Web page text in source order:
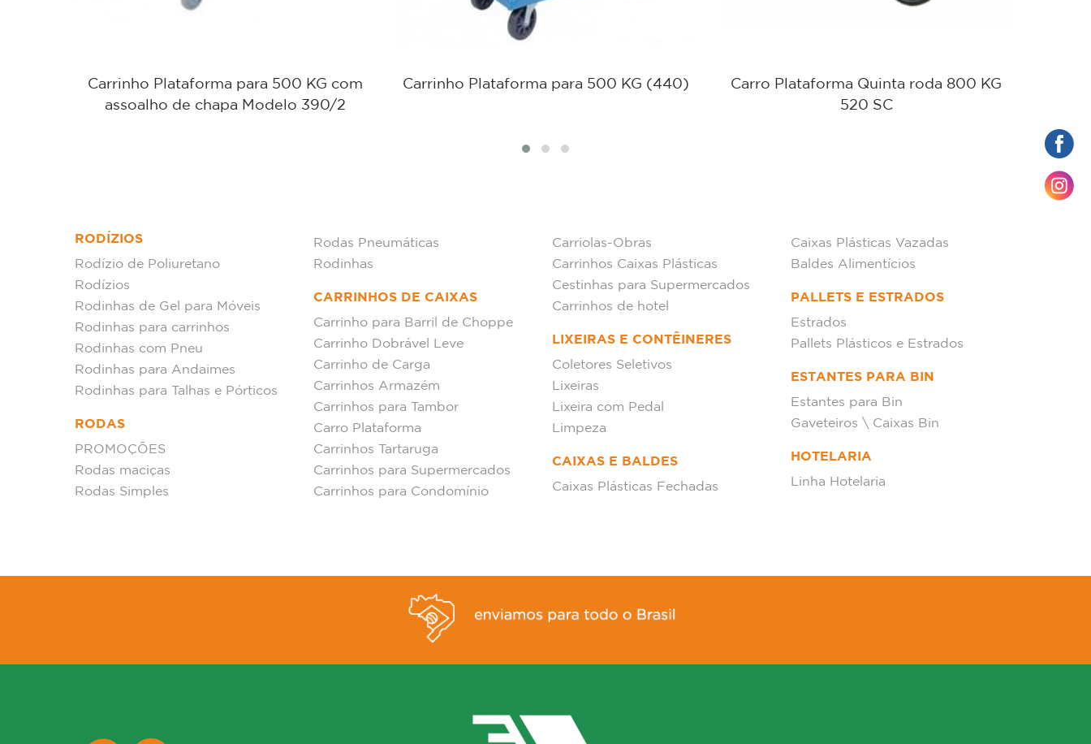
Carrinho Plataforma para 500 KG com
assoalho de chapa Modelo 390/2
Carrinho Plataforma para 500 KG (440)
Carro Plataforma Quinta roda 800 KG
520 SC
RODÍZIOS
Rodízio de Poliuretano
Rodízios
Rodinhas de Gel para Móveis
Rodinhas para carrinhos
Rodinhas com Pneu
Rodinhas para Andaimes
Rodinhas para Talhas e Pórticos
RODAS
PROMOÇÕES
Rodas maciças
Rodas Simples
Rodas Pneumáticas
Rodinhas
CARRINHOS DE CAIXAS
Carrinho para Barril de Choppe
Carrinho Dobrável Leve
Carrinho de Carga
Carrinhos Armazém
Carrinhos para Tambor
Carro Plataforma
Carrinhos Tartaruga
Carrinhos para Supermercados
Carrinhos para Condomínio
Carriolas-Obras
Carrinhos Caixas Plásticas
Cestinhas para Supermercados
Carrinhos de hotel
LIXEIRAS E CONTÊINERES
Coletores Seletivos
Lixeiras
Lixeira com Pedal
Limpeza
CAIXAS E BALDES
Caixas Plásticas Fechadas
Caixas Plásticas Vazadas
Baldes Alimentícios
PALLETS E ESTRADOS
Estrados
Pallets Plásticos e Estrados
ESTANTES PARA BIN
Estantes para Bin
Gaveteiros \ Caixas Bin
HOTELARIA
Linha Hotelaria